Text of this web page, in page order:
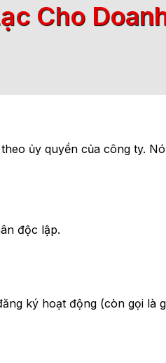
Cho
ủy quyền của công ty.
độc lập.
ký hoạt động (còn gọi là